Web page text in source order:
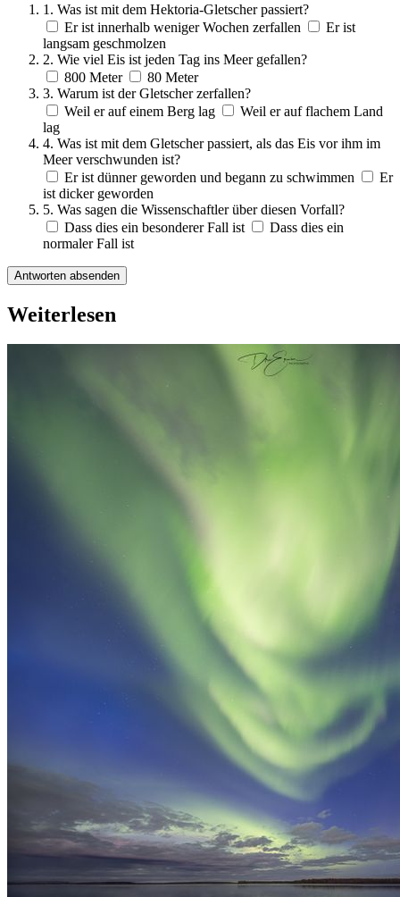
1. Was ist mit dem Hektoria-Gletscher passiert?
Er ist innerhalb weniger Wochen zerfallen
Er ist
langsam geschmolzen
2. Wie viel Eis ist jeden Tag ins Meer gefallen?
800 Meter
80 Meter
3. Warum ist der Gletscher zerfallen?
Weil er auf einem Berg lag
Weil er auf flachem Land
lag
4. Was ist mit dem Gletscher passiert, als das Eis vor ihm im
Meer verschwunden ist?
Er ist dünner geworden und begann zu schwimmen
Er
ist dicker geworden
5. Was sagen die Wissenschaftler über diesen Vorfall?
Dass dies ein besonderer Fall ist
Dass dies ein
normaler Fall ist
Antworten absenden
Weiterlesen